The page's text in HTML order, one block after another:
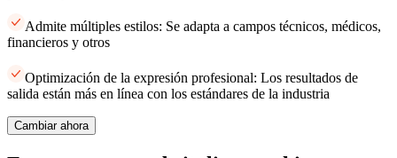
Admite múltiples estilos: Se adapta a campos técnicos, médicos,
financieros y otros
Optimización de la expresión profesional: Los resultados de
salida están más en línea con los estándares de la industria
Cambiar ahora